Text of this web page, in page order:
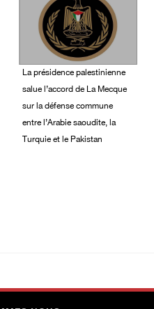
La présidence palestinienne
salue l’accord de La Mecque
sur la défense commune
entre l’Arabie saoudite, la
Turquie et le Pakistan